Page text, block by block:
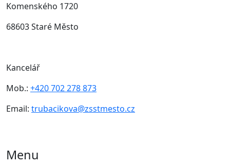
Komenského 1720
68603 Staré Město
Kancelář
Mob.: +420 702 278 873
Email: trubacikova@zsstmesto.cz
Menu